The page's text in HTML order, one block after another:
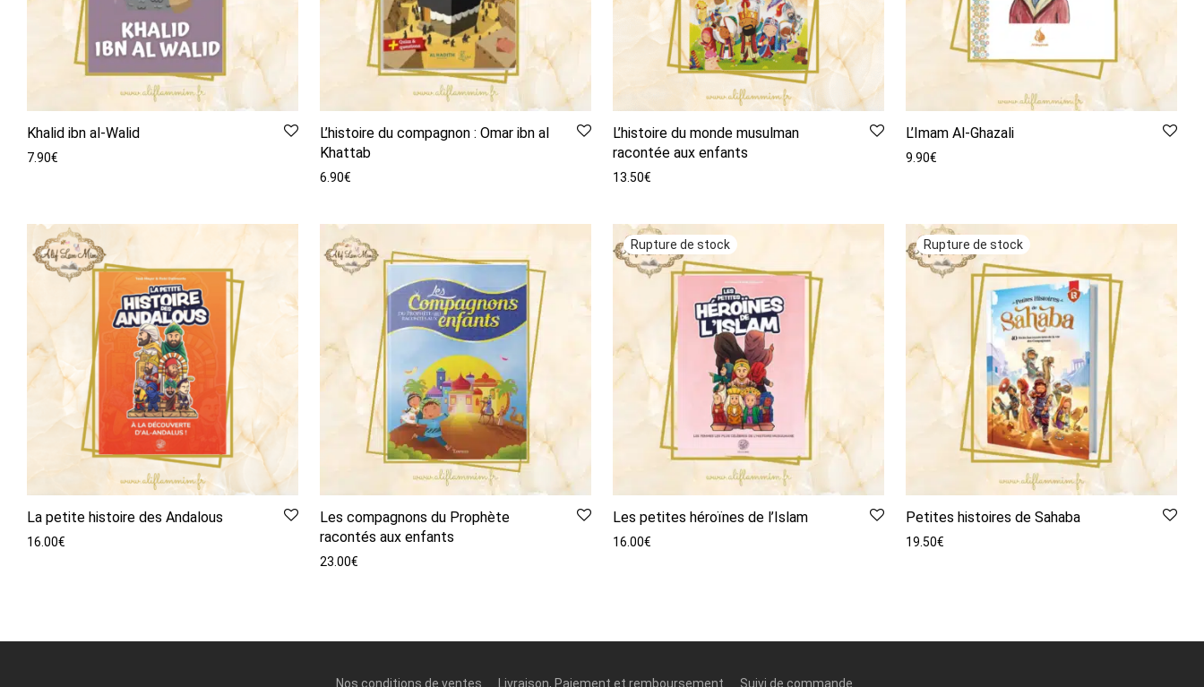
Khalid ibn al-Walid
7.90€
L’histoire du compagnon : Omar ibn al
Khattab
6.90€
L’histoire du monde musulman
racontée aux enfants
13.50€
L’Imam Al-Ghazali
9.90€
La petite histoire des Andalous
16.00€
Les compagnons du Prophète
racontés aux enfants
23.00€
Les petites héroïnes de l’Islam
16.00€
Petites histoires de Sahaba
19.50€
Nos conditions de ventes Livraison, Paiement et remboursement Suivi de commande